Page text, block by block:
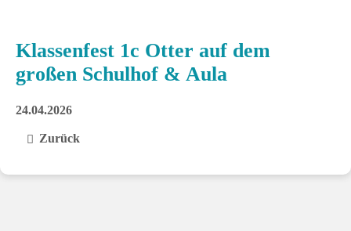
Klassenfest 1c Otter auf dem
großen Schulhof & Aula
24.04.2026
Zurück